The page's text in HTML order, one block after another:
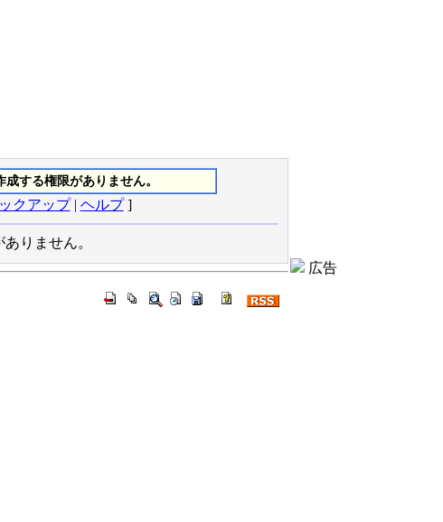
する権限がありません。
クアップ| ヘルプ]
りません。
広告